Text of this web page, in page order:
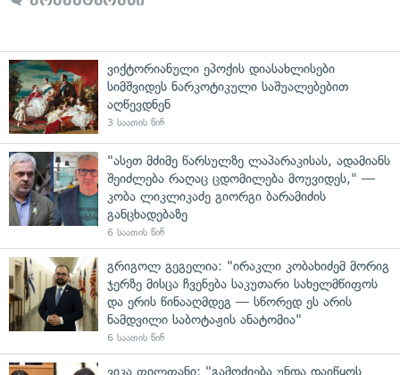
ვიქტორიანული ეპოქის დიასახლისები
სიმშვიდეს ნარკოტიკული საშუალებებით
აღწევდნენ
3 საათის წინ
"ასეთ მძიმე წარსულზე ლაპარაკისას, ადამიანს
შეიძლება რაღაც ცდომილება მოუვიდეს," —
კობა ლიკლიკაძე გიორგი ბარამიძის
განცხადებაზე
6 საათის წინ
გრიგოლ გეგელია: "ირაკლი კობახიძემ მორიგ
ჯერზე მისცა ჩვენება საკუთარი სახელმწიფოს
და ერის წინააღმდეგ — სწორედ ეს არის
ნამდვილი საბოტაჟის ანატომია"
6 საათის წინ
ვიკა ფილფანი: "გამოძიება უნდა დაიწყოს